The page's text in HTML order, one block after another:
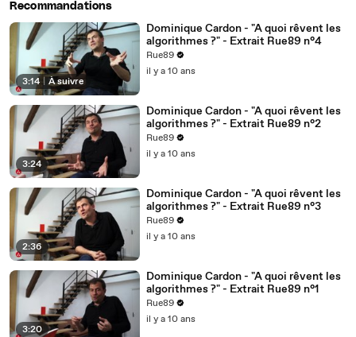
Recommandations
3:14 À suivre
Dominique Cardon - "A quoi rêvent les
algorithmes ?" - Extrait Rue89 n°4
Rue89
il y a 10 ans
3:24
Dominique Cardon - "A quoi rêvent les
algorithmes ?" - Extrait Rue89 n°2
Rue89
il y a 10 ans
2:36
Dominique Cardon - "A quoi rêvent les
algorithmes ?" - Extrait Rue89 n°3
Rue89
il y a 10 ans
3:20
Dominique Cardon - "A quoi rêvent les
algorithmes ?" - Extrait Rue89 n°1
Rue89
il y a 10 ans